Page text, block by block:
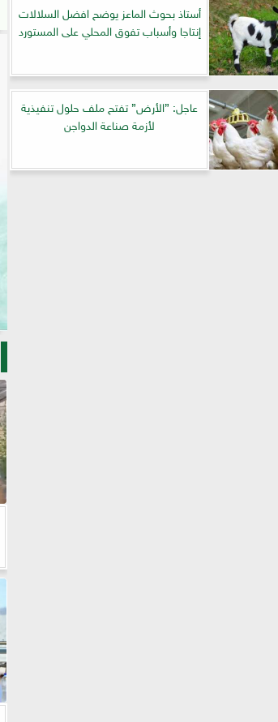
أستاذ بحوث الماعز يوضح افضل السلالات
إنتاجا وأسباب تفوق المحلي على المستورد
عاجل: ”الأرض” تفتح ملف حلول تنفيذية
لأزمة صناعة الدواجن